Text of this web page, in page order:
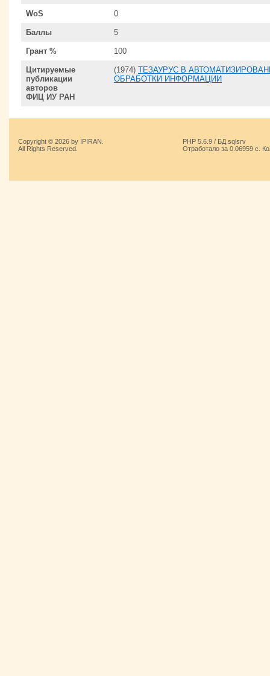
WoS 0
Баллы 5
Грант % 100
Цитируемые
публикации
авторов
ФИЦ ИУ РАН
(1974) ТЕЗАУРУС В
ОБРАБОТКИ ИНФОРМАЦИИ
Copyright © 2026 by IPIRAN.
All Rights Reserved.
PHP 5.6.9 / БД sqlsrv
Отработало за 0.06959 с.